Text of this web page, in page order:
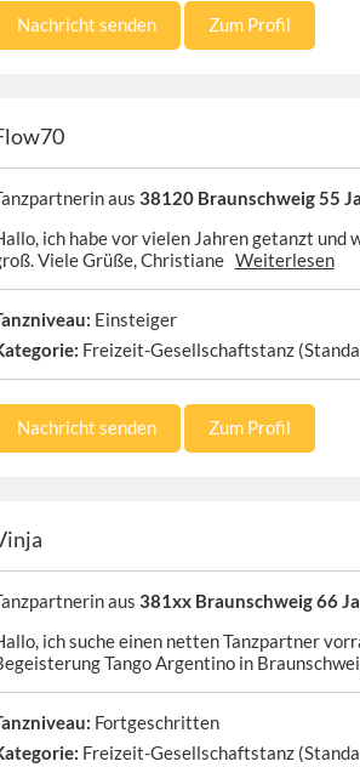
Nachricht senden Zum Profil
aus 38120 Braunschweig 55
ich habe vor vielen Jahren getanzt und
Viele Grüße, Christiane Weiterlesen
Einsteiger
Freizeit-Gesellschaftstanz
Nachricht senden Zum Profil
aus 381xx Braunschweig 66
ich suche einen netten Tanzpartner
Tango Argentino in
Fortgeschritten
Freizeit-Gesellschaftstanz